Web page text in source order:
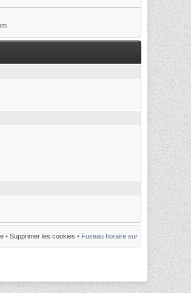
• Supprimer les cookies • Fuseau horaire sur